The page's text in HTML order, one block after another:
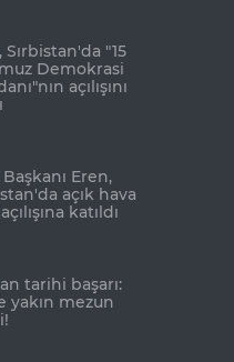
Sırbistan'da "15
Demokrasi
açılışını
Başkanı Eren,
açık hava
katıldı
tarihi başarı:
yakın mezun